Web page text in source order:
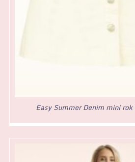
Easy Summer Denim mini